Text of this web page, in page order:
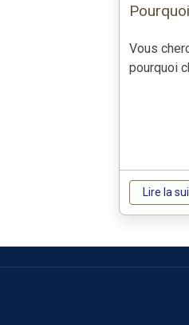
Vous
pourquoi
Lire la